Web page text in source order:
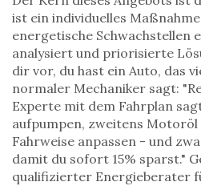
ist ein individuelles
energetische Schwachstellen
analysiert und priorisierte
dir vor, du hast ein Auto, das
normaler Mechaniker sagt:
Experte mit dem Fahrplan
aufpumpen, zweitens
Fahrweise anpassen - und
damit du sofort 15% sparst."
qualifizierter Energieberater